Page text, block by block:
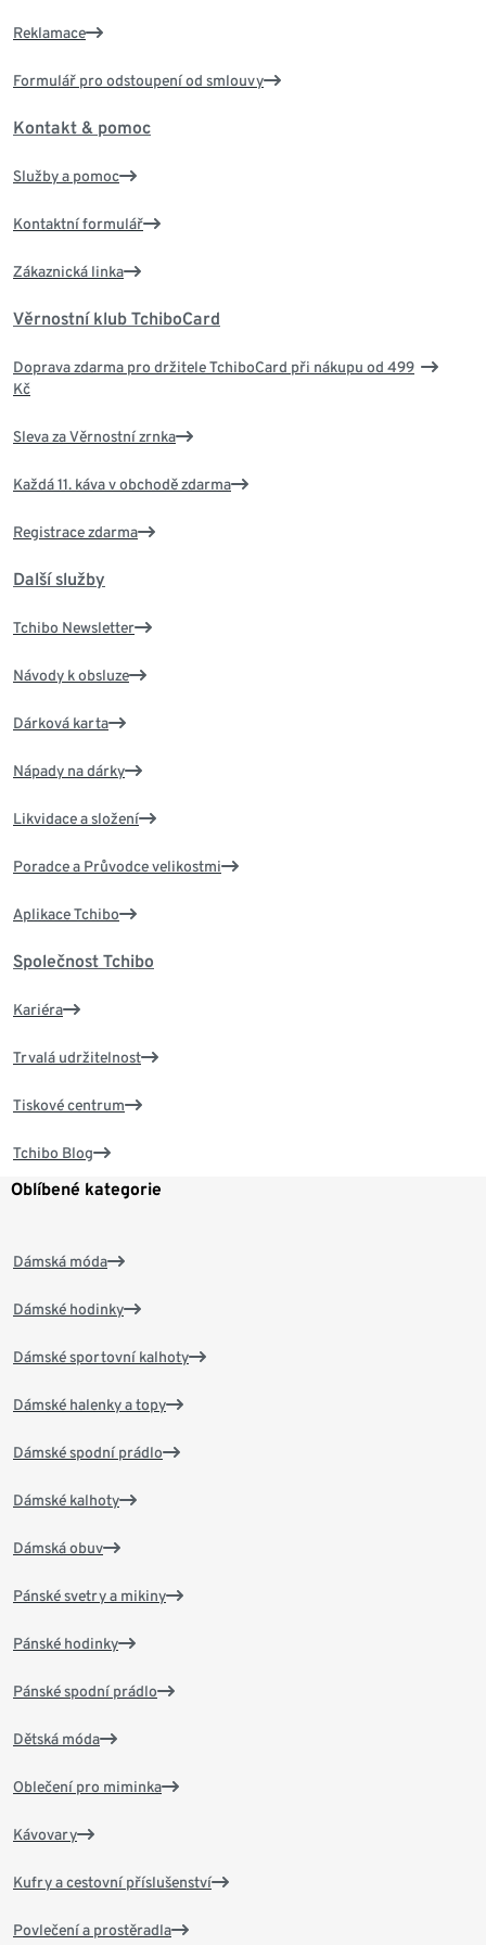
Reklamace
Formulář pro odstoupení od smlouvy
Kontakt & pomoc
Služby a pomoc
Kontaktní formulář
Zákaznická linka
Věrnostní klub TchiboCard
Doprava zdarma pro držitele TchiboCard při nákupu od 499
Kč
Sleva za Věrnostní zrnka
Každá 11. káva v obchodě zdarma
Registrace zdarma
Další služby
Tchibo Newsletter
Návody k obsluze
Dárková karta
Nápady na dárky
Likvidace a složení
Poradce a Průvodce velikostmi
Aplikace Tchibo
Společnost Tchibo
Kariéra
Trvalá udržitelnost
Tiskové centrum
Tchibo Blog
Oblíbené kategorie
Dámská móda
Dámské hodinky
Dámské sportovní kalhoty
Dámské halenky a topy
Dámské spodní prádlo
Dámské kalhoty
Dámská obuv
Pánské svetry a mikiny
Pánské hodinky
Pánské spodní prádlo
Dětská móda
Oblečení pro miminka
Kávovary
Kufry a cestovní příslušenství
Povlečení a prostěradla